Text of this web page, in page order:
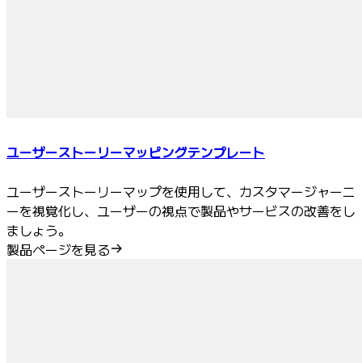
ユーザーストーリーマッピングテンプレート
ユーザーストーリーマップを使用して、カスタマージャーニ
ーを視覚化し、ユーザーの視点で製品やサービスの改善をし
ましょう。
製品ページを見る